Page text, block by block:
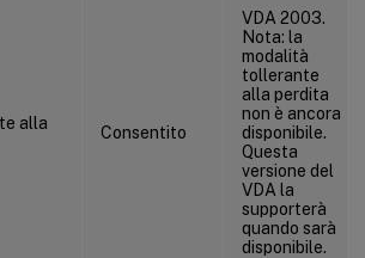
alla
Consentito
VDA 2003.
Nota: la
modalità
tollerante
alla perdita
non è ancora
disponibile.
Questa
versione del
VDA la
supporterà
quando sarà
disponibile.
cartelle/Desktop